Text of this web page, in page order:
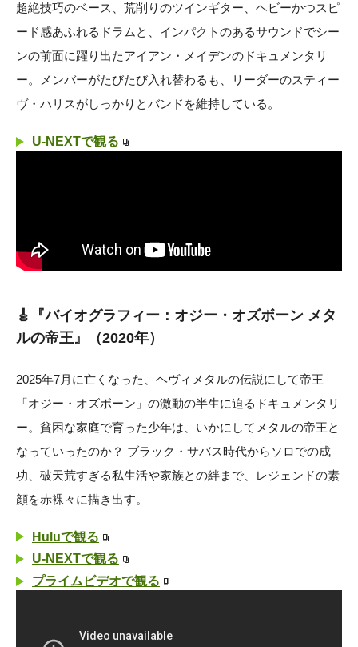
超絶技巧のベース、荒削りのツインギター、ヘビーかつスピ
ード感あふれるドラムと、インパクトのあるサウンドでシー
ンの前面に躍り出たアイアン・メイデンのドキュメンタリ
ー。メンバーがたびたび入れ替わるも、リーダーのスティー
ヴ・ハリスがしっかりとバンドを維持している。
U-NEXTで観る
🎸『バイオグラフィー：オジー・オズボーン メタ
ルの帝王』（2020年）
2025年7月に亡くなった、ヘヴィメタルの伝説にして帝王
「オジー・オズボーン」の激動の半生に迫るドキュメンタリ
ー。貧困な家庭で育った少年は、いかにしてメタルの帝王と
なっていったのか？ ブラック・サバス時代からソロでの成
功、破天荒すぎる私生活や家族との絆まで、レジェンドの素
顔を赤裸々に描き出す。
Huluで観る
U-NEXTで観る
プライムビデオで観る